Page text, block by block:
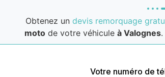
Obtenez un devis remorquage
motode votre véhicule à Valognes.
Votre numéro de